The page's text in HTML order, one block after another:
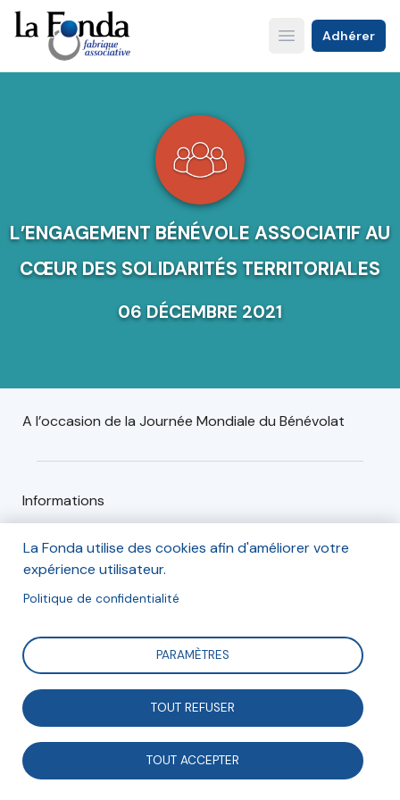
Aller
au
contenu
principal
Open main menu
Adhérer
L’ENGAGEMENT BÉNÉVOLE ASSOCIATIF AU
CŒUR DES SOLIDARITÉS TERRITORIALES
06 DÉCEMBRE 2021
A l’occasion de la Journée Mondiale du Bénévolat
Informations
colloque en visio conférence
Inscription
Inscription en ligne
La Fonda utilise des cookies afin d'améliorer votre
expérience utilisateur.
Politique de confidentialité
PARAMÈTRES
TOUT REFUSER
TOUT ACCEPTER